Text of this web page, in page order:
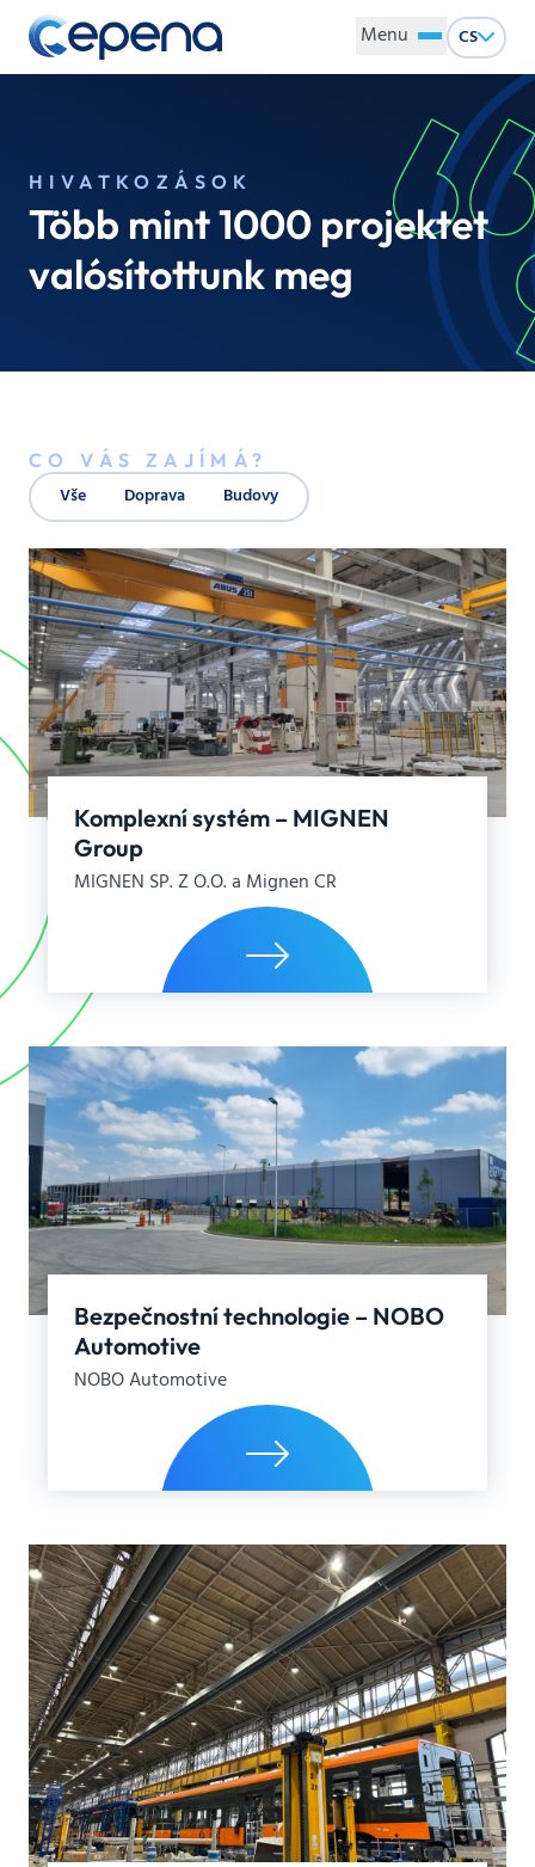
Menu CS
HIVATKOZÁSOK
Több mint 1000 projektet
valósítottunk meg
CO VÁS ZAJÍMÁ?
Vše Doprava Budovy
Komplexní systém – MIGNEN
Group
MIGNEN SP. Z O.O. a Mignen CR
Bezpečnostní technologie – NOBO
Automotive
NOBO Automotive